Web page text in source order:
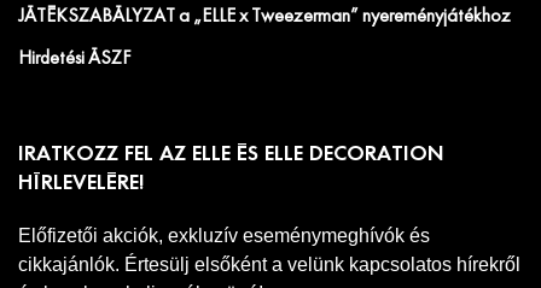
JÁTÉKSZABÁLYZAT a „ELLE x Tweezerman” nyereményjátékhoz
Hirdetési ÁSZF
IRATKOZZ FEL AZ ELLE ÉS ELLE DECORATION
HÍRLEVELÉRE!
Előfizetői akciók, exkluzív eseménymeghívók és
cikkajánlók. Értesülj elsőként a velünk kapcsolatos hírekről